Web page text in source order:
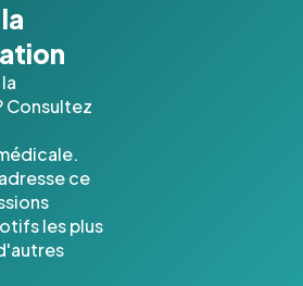
Consultez
ce
les plus